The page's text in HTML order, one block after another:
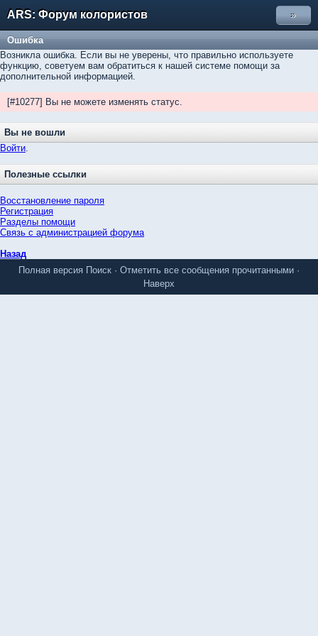
ARS: Форум колористов »
Ошибка
Возникла ошибка. Если вы не уверены, что правильно используете
функцию, советуем вам обратиться к нашей системе помощи за
дополнительной информацией.
[#10277] Вы не можете изменять статус.
Вы не вошли
Войти.
Полезные ссылки
Восстановление пароля
Регистрация
Разделы помощи
Связь с администрацией форума
Назад
Полная версия Поиск · Отметить все сообщения прочитанными ·
Наверх